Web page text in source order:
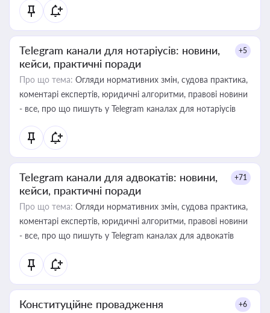
Telegram канали для нотаріусів: новини,
кейси, практичні поради
+5
Про що тема: Огляди нормативних змін, судова практика,
коментарі експертів, юридичні алгоритми, правові новини
- все, про що пишуть у Telegram каналах для нотаріусів
Telegram канали для адвокатів: новини,
кейси, практичні поради
+71
Про що тема: Огляди нормативних змін, судова практика,
коментарі експертів, юридичні алгоритми, правові новини
- все, про що пишуть у Telegram каналах для адвокатів
Конституційне провадження +6